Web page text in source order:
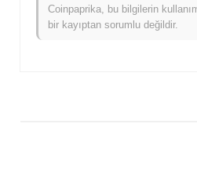
gösterdi. Bu, daha geniş piyasa
fiyat hareketinde geçici bir
Coinpaprika, bu bilgilerin
bir kayıptan sorumlu değildir.